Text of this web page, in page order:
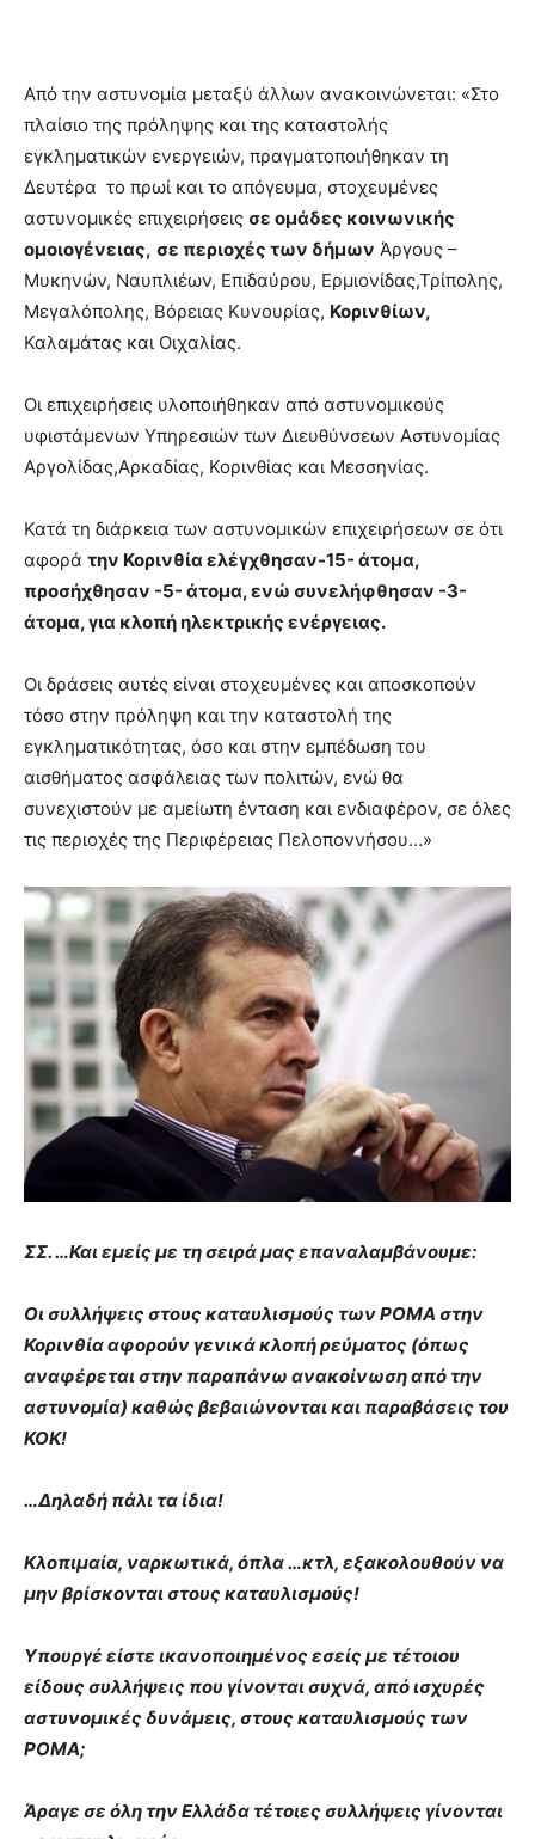
Από την αστυνομία μεταξύ άλλων ανακοινώνεται: «Στο
πλαίσιο της πρόληψης και της καταστολής
εγκληματικών ενεργειών, πραγματοποιήθηκαν τη
Δευτέρα το πρωί και το απόγευμα, στοχευμένες
αστυνομικές επιχειρήσεις σε ομάδες κοινωνικής
ομοιογένειας, σε περιοχές των δήμων Άργους –
Μυκηνών, Ναυπλιέων, Επιδαύρου, Ερμιονίδας,Τρίπολης,
Μεγαλόπολης, Βόρειας Κυνουρίας, Κορινθίων,
Καλαμάτας και Οιχαλίας.
Οι επιχειρήσεις υλοποιήθηκαν από αστυνομικούς
υφιστάμενων Υπηρεσιών των Διευθύνσεων Αστυνομίας
Αργολίδας,Αρκαδίας, Κορινθίας και Μεσσηνίας.
Κατά τη διάρκεια των αστυνομικών επιχειρήσεων σε ότι
αφορά την Κορινθία ελέγχθησαν-15- άτομα,
προσήχθησαν -5- άτομα, ενώ συνελήφθησαν -3-
άτομα, για κλοπή ηλεκτρικής ενέργειας.
Οι δράσεις αυτές είναι στοχευμένες και αποσκοπούν
τόσο στην πρόληψη και την καταστολή της
εγκληματικότητας, όσο και στην εμπέδωση του
αισθήματος ασφάλειας των πολιτών, ενώ θα
συνεχιστούν με αμείωτη ένταση και ενδιαφέρον, σε όλες
τις περιοχές της Περιφέρειας Πελοποννήσου…»
ΣΣ. …Και εμείς με τη σειρά μας επαναλαμβάνουμε:
Οι συλλήψεις στους καταυλισμούς των ΡΟΜΑ στην
Κορινθία αφορούν γενικά κλοπή ρεύματος (όπως
αναφέρεται στην παραπάνω ανακοίνωση από την
αστυνομία) καθώς βεβαιώνονται και παραβάσεις του
ΚΟΚ!
…Δηλαδή πάλι τα ίδια!
Κλοπιμαία, ναρκωτικά, όπλα …κτλ, εξακολουθούν να
μην βρίσκονται στους καταυλισμούς!
Υπουργέ είστε ικανοποιημένος εσείς με τέτοιου
είδους συλλήψεις που γίνονται συχνά, από ισχυρές
αστυνομικές δυνάμεις, στους καταυλισμούς των
ΡΟΜΑ;
Άραγε σε όλη την Ελλάδα τέτοιες συλλήψεις γίνονται